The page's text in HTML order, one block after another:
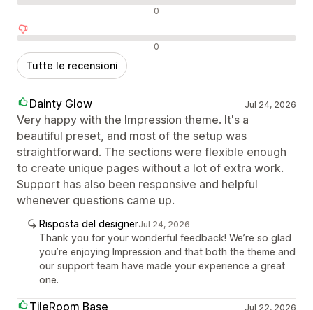
Recensioni neutrali 0
Recensioni negative 0
Tutte le recensioni
Dainty Glow Jul 24, 2026
Very happy with the Impression theme. It's a
beautiful preset, and most of the setup was
straightforward. The sections were flexible enough
to create unique pages without a lot of extra work.
Support has also been responsive and helpful
whenever questions came up.
Risposta del designerJul 24, 2026
Thank you for your wonderful feedback! We’re so glad
you’re enjoying Impression and that both the theme and
our support team have made your experience a great
one.
TileRoom Base Jul 22, 2026